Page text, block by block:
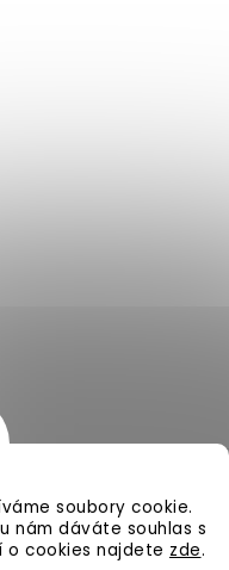
soubory cookie.
nám dáváte souhlas s
o cookies najdete zde.
práva vyhrazena.
Shoptak.cz